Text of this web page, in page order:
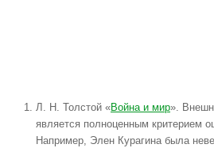
Л. Н. Толстой «Война и мир».
является полноценным критерием
Например, Элен Курагина была